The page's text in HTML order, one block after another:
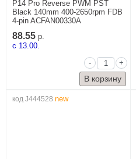
P14 Pro Reverse PWM PST
Black 140mm 400-2650rpm FDB
4-pin ACFAN00330A
88.55 р.
c 13.00.
-
+
код J444528 new